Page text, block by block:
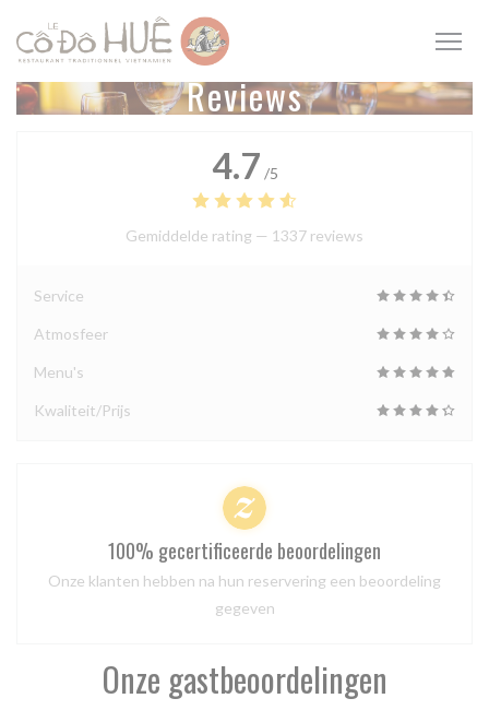
Cookies beheer paneel
Reviews
Onze gastbeoordelingen
4.7 /5
Gemiddelde rating — 1337 reviews
Service
Atmosfeer
Menu's
Kwaliteit/Prijs
100% gecertificeerde beoordelingen
Onze klanten hebben na hun reservering een beoordeling
gegeven